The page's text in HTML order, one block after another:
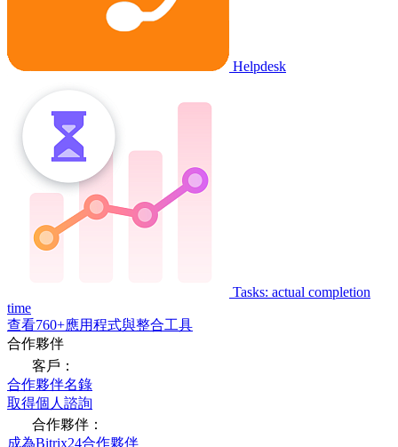
Helpdesk
Tasks: actual completion
time
查看760+應用程式與整合工具
合作夥伴
客戶：
合作夥伴名錄
取得個人諮詢
合作夥伴：
成為Bitrix24合作夥伴